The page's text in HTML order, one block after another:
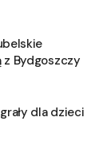
z Bydgoszczy
dla dzieci